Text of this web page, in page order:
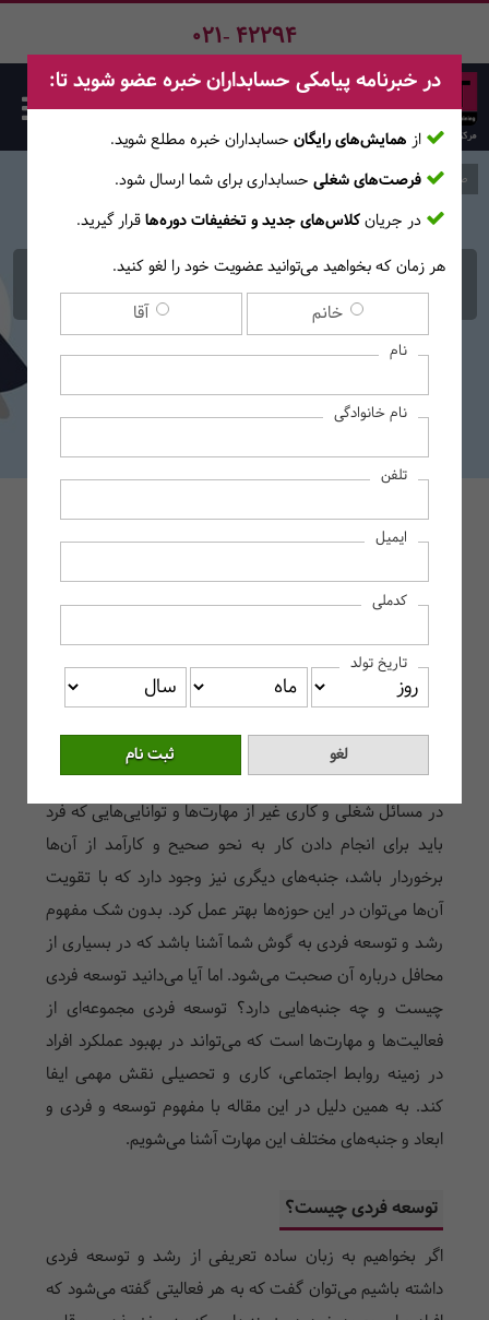
021- 42294
رشد و توسعه فردی چیست؟
صفحه اصلی وبلاگ
رشد و توسعه فردی چیست؟
مانند گیاه بامبوی چینی در مسیر توسعه فردی رشد کنید
ابعاد توسعه فردی چیست؟
بهترین راه بهبود مهارت‌های توسعه فردی چیست؟
در مسائل شغلی و کاری غیر از مهارت‌ها و توانایی‌هایی که فرد
باید برای انجام دادن کار به نحو صحیح و کارآمد از آن‌ها
برخوردار باشد، جنبه‌های دیگری نیز وجود دارد که با تقویت
آن‌ها می‌توان در این حوزه‌ها بهتر عمل کرد. بدون شک مفهوم
رشد و توسعه فردی به گوش شما آشنا باشد که در بسیاری از
محافل درباره آن صحبت می‌شود. اما آیا می‌دانید توسعه فردی
چیست و چه جنبه‌هایی دارد؟ توسعه فردی مجموعه‌ای از
فعالیت‌ها و مهارت‌ها است که می‌تواند در بهبود عملکرد افراد
در زمینه روابط اجتماعی، کاری و تحصیلی نقش مهمی ایفا
کند. به همین دلیل در این مقاله با مفهوم توسعه و فردی و
ابعاد و جنبه‌های مختلف این مهارت آشنا می‌شویم.
توسعه فردی چیست؟
اگر بخواهیم به زبان ساده تعریفی از رشد و توسعه فردی
داشته باشیم می‌توان گفت که به هر فعالیتی گفته می‌شود که
در خبرنامه پیامکی حسابداران خبره عضو شوید تا:
از همایش‌های رایگان حسابداران خبره مطلع ‎شوید.
فرصت‌های شغلی حسابداری برای شما ارسال شود.
در جریانکلاس‌های جدید و تخفیفات دوره‌هاقرار گیرید.
هر زمان که بخواهید می‌توانید عضویت خود را لغو کنید.
خانم آقا
نام
نام خانوادگی
تلفن
ایمیل
کدملی
تاریخ تولد